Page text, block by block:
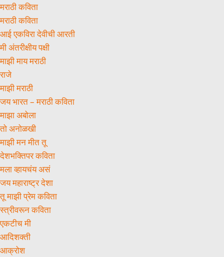
मराठी कविता
मराठी कविता
आई एकविरा देवीची आरती
मी अंतरीक्षीय पक्षी
माझी माय मराठी
राजे
माझी मराठी
जय भारत – मराठी कविता
माझा अबोला
तो अनोळखी
माझी मन मीत तू
देशभक्तिपर कविता
मला व्हायचंय असं
जय महाराष्ट्र देशा
तू माझी प्रेम कविता
स्त्रीवरून कविता
एकटीच मी
आदिशक्ती
आक्रोश